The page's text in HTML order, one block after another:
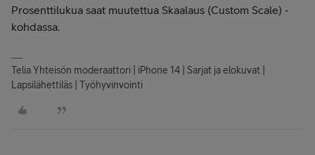
Prosenttilukua saat muutettua Skaalaus (Custom Scale) -
kohdassa.
Telia Yhteisön moderaattori | iPhone 14 | Sarjat ja elokuvat |
Lapsilähettiläs | Työhyvinvointi